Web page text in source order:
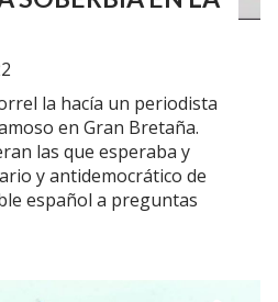
la hacía un periodista
en Gran Bretaña.
las que esperaba y
y antidemocrático de
español a preguntas